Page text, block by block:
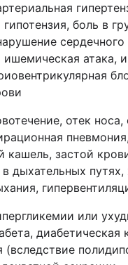
боль в
сердечного
ишемическая атака,
отек
кашель, застой
дыхательных путях,
или
диабетическая
(вследствие